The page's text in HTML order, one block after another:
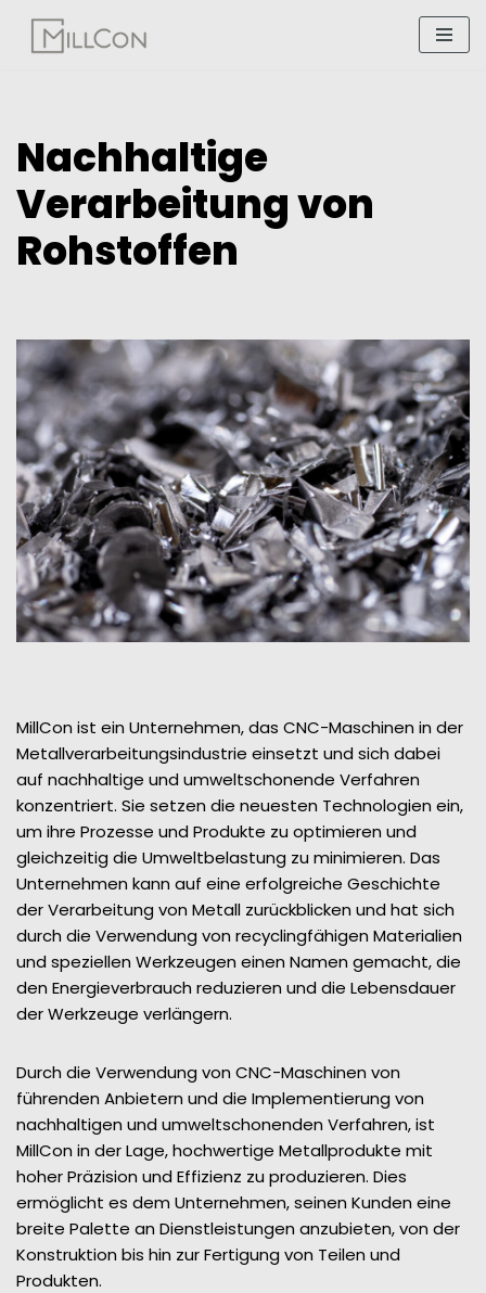
Zum
Nachhaltige
Verarbeitung von
Rohstoffen
MillCon ist ein Unternehmen, das CNC-Maschinen in der
Metallverarbeitungsindustrie einsetzt und sich dabei
auf nachhaltige und umweltschonende Verfahren
konzentriert. Sie setzen die neuesten Technologien ein,
um ihre Prozesse und Produkte zu optimieren und
gleichzeitig die Umweltbelastung zu minimieren. Das
Unternehmen kann auf eine erfolgreiche Geschichte
der Verarbeitung von Metall zurückblicken und hat sich
durch die Verwendung von recyclingfähigen Materialien
und speziellen Werkzeugen einen Namen gemacht, die
den Energieverbrauch reduzieren und die Lebensdauer
der Werkzeuge verlängern.
Durch die Verwendung von CNC-Maschinen von
führenden Anbietern und die Implementierung von
nachhaltigen und umweltschonenden Verfahren, ist
MillCon in der Lage, hochwertige Metallprodukte mit
hoher Präzision und Effizienz zu produzieren. Dies
ermöglicht es dem Unternehmen, seinen Kunden eine
breite Palette an Dienstleistungen anzubieten, von der
Konstruktion bis hin zur Fertigung von Teilen und
Produkten.